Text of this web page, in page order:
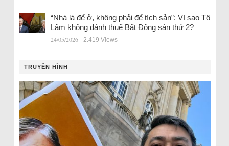
“Nhà là để ở, không phải để tích sản”: Vì sao Tô
Lâm không đánh thuế Bất Động sản thứ 2?
24/05/2026 - 2.419 Views
TRUYỀN HÌNH